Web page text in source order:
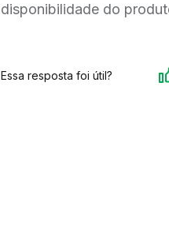
disponibilidade do
Essa resposta foi útil?